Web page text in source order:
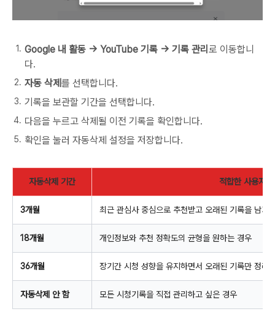
Google 내 활동 → YouTube 기록 → 기록 관리 로 이동합니
다.
자동 삭제 를 선택합니다.
기록을 보관할 기간을 선택합니다.
다음을 누르고 삭제될 이전 기록을 확인합니다.
확인을 눌러 자동삭제 설정을 저장합니다.
자동삭제 기간 적합한 사용자
3개월 최근 관심사 중심으로 추천받고 오래된 기록을 남기
18개월 개인정보와 추천 정확도의 균형을 원하는 경우
36개월 장기간 시청 성향을 유지하면서 오래된 기록만 정리
자동삭제 안 함 모든 시청기록을 직접 관리하고 싶은 경우